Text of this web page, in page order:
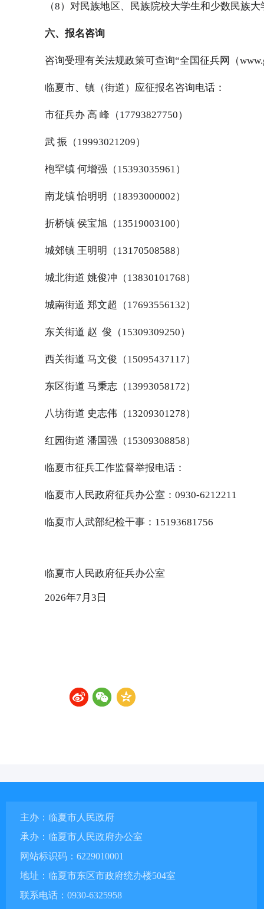
（8）对民族地区、民族院校大学生和少数民族
六、报名咨询
咨询受理有关法规政策可查询“全国征兵网（
临夏市、镇（街道）应征报名咨询电话：
市征兵办 高 峰（17793827750）
武 振（19993021209）
枹罕镇 何增强（15393035961）
南龙镇 怡明明（18393000002）
折桥镇 侯宝旭（13519003100）
城郊镇 王明明（13170508588）
城北街道 姚俊冲（13830101768）
城南街道 郑文超（17693556132）
东关街道 赵 俊（15309309250）
西关街道 马文俊（15095437117）
东区街道 马秉志（13993058172）
八坊街道 史志伟（13209301278）
红园街道 潘国强（15309308858）
临夏市征兵工作监督举报电话：
临夏市人民政府征兵办公室：0930-6212211
临夏市人武部纪检干事：15193681756
临夏市人民政府征兵办公室
2026年7月3日
主办：临夏市人民政府
承办：临夏市人民政府办公室
网站标识码：6229010001
地址：临夏市东区市政府统办楼504室
联系电话：0930-6325958